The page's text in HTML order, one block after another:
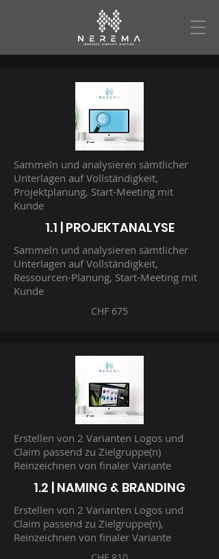
Sammeln und analysieren sämtlicher
Unterlagen auf Vollständigkeit,
Projektplanung, Start-Meeting mit
Kunde
1.1 | PROJEKTANALYSE
Sammeln und analysieren sämtlicher
Unterlagen auf Vollständigkeit,
Ressourcen-Planung, Start-Meeting mit
Kunde
CHF 675
Erstellen von 2 Varianten Logos und
Claim passend zu Zielgruppe(n)
Reinzeichnen von finaler Variante
1.2 | NAMING & BRANDING
Erstellen von 2 Varianten Logos und
Claim passend zu Zielgruppe(n),
Reinzeichnen von finaler Variante